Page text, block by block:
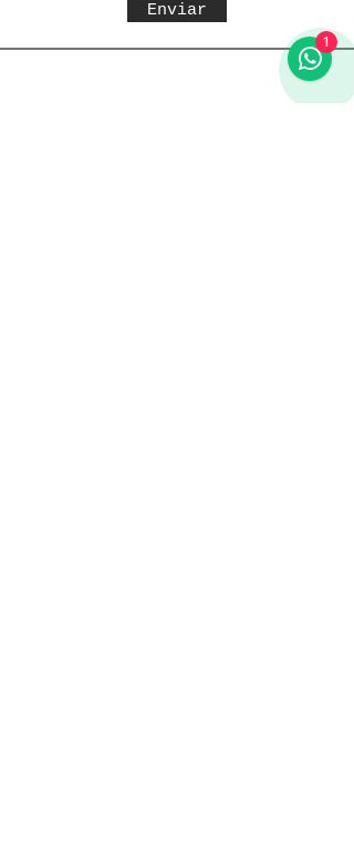
Enviar
1